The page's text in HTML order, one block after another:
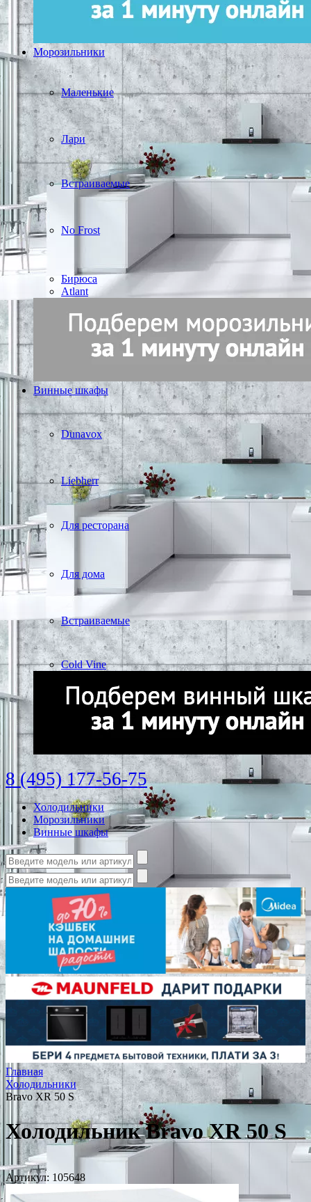
Морозильники
Маленькие
Лари
Встраиваемые
No Frost
Бирюса
Atlant
Винные шкафы
Dunavox
Liebherr
Для ресторана
Для дома
Встраиваемые
Cold Vine
8 (495) 177-56-75
Холодильники
Морозильники
Винные шкафы
Главная
Холодильники
Bravo XR 50 S
Холодильник Bravo XR 50 S
Артикул: 105648